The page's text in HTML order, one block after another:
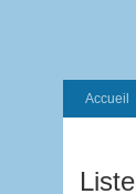
Accueil